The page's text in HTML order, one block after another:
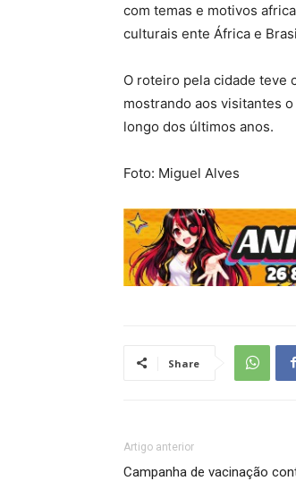
com temas e motivos
culturais ente África e
O roteiro pela cidade teve
mostrando aos visitantes
longo dos últimos anos.
Foto: Miguel Alves
Share
Artigo anterior
Campanha de vacinação